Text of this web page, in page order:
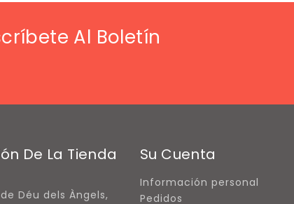
Al Boletín
De La Tienda
Déu dels Àngels,
Su Cuenta
Información personal
Pedidos